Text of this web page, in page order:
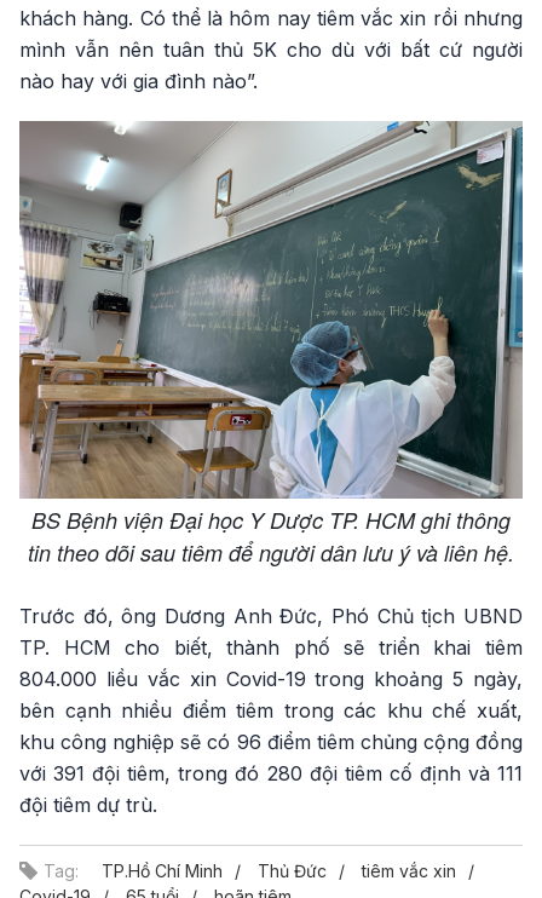
khách hàng. Có thể là hôm nay tiêm vắc xin rồi nhưng
mình vẫn nên tuân thủ 5K cho dù với bất cứ người
nào hay với gia đình nào”.
BS Bệnh viện Đại học Y Dược TP. HCM ghi thông
tin theo dõi sau tiêm để người dân lưu ý và liên hệ.
Trước đó, ông Dương Anh Đức, Phó Chủ tịch UBND
TP. HCM cho biết, thành phố sẽ triển khai tiêm
804.000 liều vắc xin Covid-19 trong khoảng 5 ngày,
bên cạnh nhiều điểm tiêm trong các khu chế xuất,
khu công nghiệp sẽ có 96 điểm tiêm chủng cộng đồng
với 391 đội tiêm, trong đó 280 đội tiêm cố định và 111
đội tiêm dự trù.
Tag: TP.Hồ Chí Minh Thủ Đức
tiêm vắc xin